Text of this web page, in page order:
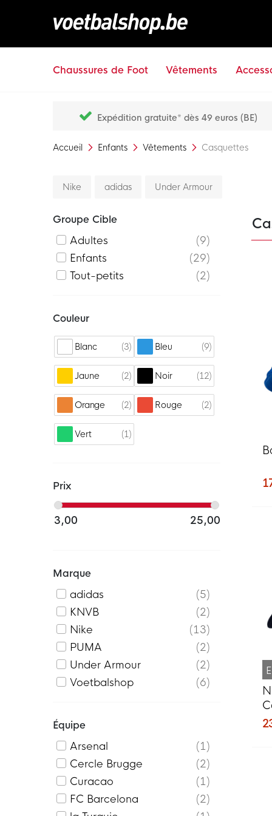
Chaussures de Foot Vêtements
Expédition gratuite* dès 49 euros (BE)
Accueil Enfants Vêtements Casquettes
Nike adidas Under Armour
Groupe Cible
Adultes
9
Enfants
29
Tout-petits
2
Couleur
Blanc 3 Bleu 9
Jaune 2 Noir 12
Orange 2 Rouge 2
Vert 1
Prix
3,00 25,00
Marque
adidas
5
KNVB
2
Nike
13
PUMA
2
Under Armour
2
Voetbalshop
6
Équipe
Arsenal
1
Cercle Brugge
2
Curacao
1
FC Barcelona
2